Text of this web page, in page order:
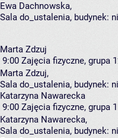
Ewa Dachnowska,
Sala do_ustalenia, budynek:
Marta Zdzuj
9:00 Zajęcia fizyczne, grupa
Marta Zdzuj,
Sala do_ustalenia, budynek:
Katarzyna Nawarecka
9:00 Zajęcia fizyczne, grupa
Katarzyna Nawarecka,
Sala do_ustalenia, budynek: